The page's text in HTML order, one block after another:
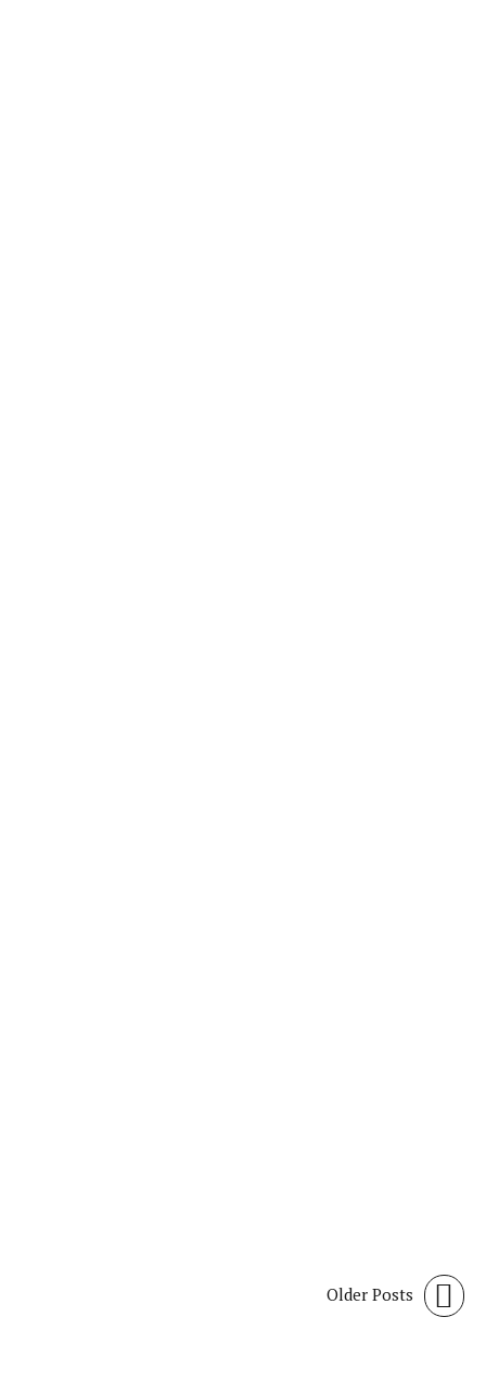
Older Posts